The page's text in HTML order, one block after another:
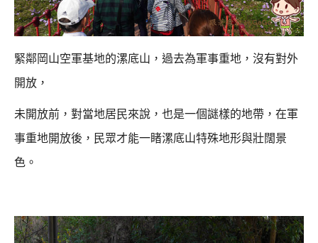
緊鄰岡山空軍基地的漯底山，過去為軍事重地，沒有對外
開放，
未開放前，對當地居民來說，也是一個謎樣的地帶， 在軍
事重地開放後，民眾才能一睹漯底山特殊地形與壯闊景
色。